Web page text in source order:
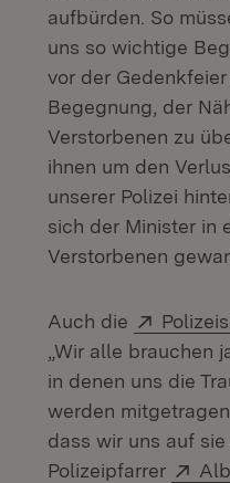
aufbürden. So
uns so wichtige
vor der
Begegnung, der
Verstorbenen zu
ihnen um den
unserer Polizei
sich der Minister in
Verstorbenen
Auch die Extern:
„Wir alle brauchen
in denen uns die
werden
dass wir uns auf
Polizeipfarrer